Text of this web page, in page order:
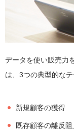
データを使い販売力
は、3つの典型的なテ
新規顧客の獲得
既存顧客の離反阻